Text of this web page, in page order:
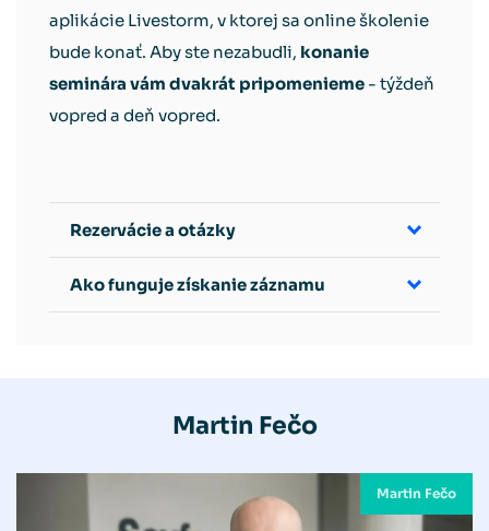
aplikácie Livestorm, v ktorej sa online školenie
bude konať. Aby ste nezabudli, konanie
seminára vám dvakrát pripomenieme - týždeň
vopred a deň vopred.
Rezervácie a otázky
Ako funguje získanie záznamu
Martin Fečo
Martin Fečo